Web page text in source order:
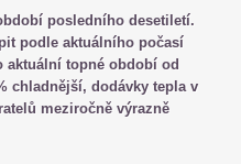
posledního desetiletí.
podle aktuálního počasí
aktuální topné období od
chladnější, dodávky tepla v
meziročně výrazně